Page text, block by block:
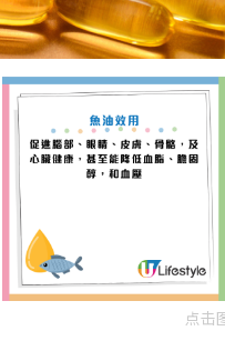
点击